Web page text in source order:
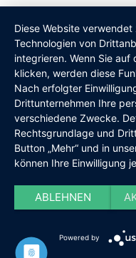
Diese Website
Technologien von
integrieren. Wenn Sie auf
klicken, werden diese
Nach erfolgter
Drittunternehmen Ihre
verschiedene Zwecke.
Rechtsgrundlage und
Button „Mehr“ und in
können Ihre Einwilligung
ABLEHNEN
Powered by